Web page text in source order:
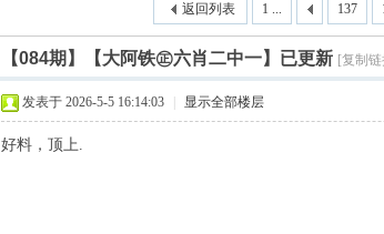
1 ... 137
返回列表
【084期】【大阿铁㊣六肖二中一】已更新 [复制链
发表于 2026-5-5 16:14:03 显示全部楼层
好料，顶上.